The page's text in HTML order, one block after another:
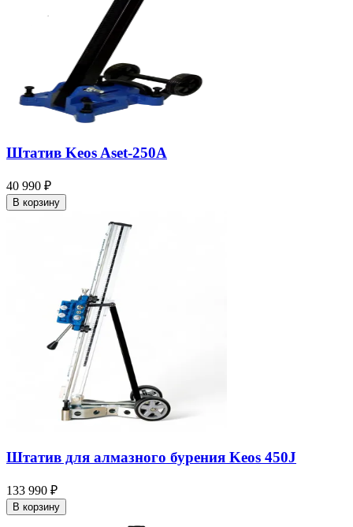
Штатив Keos Aset-250A
40 990 ₽
В корзину
Штатив для алмазного бурения Keos 450J
133 990 ₽
В корзину